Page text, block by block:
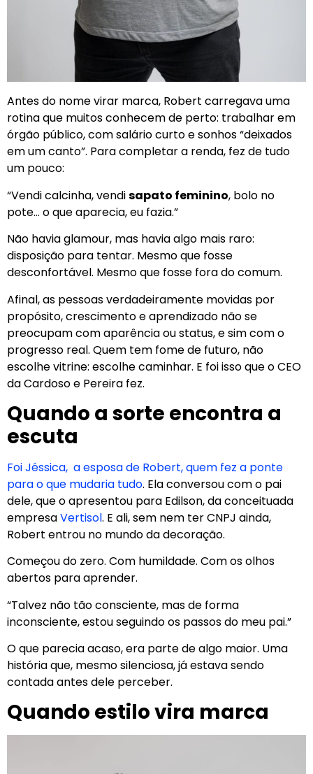
Antes do nome virar marca, Robert carregava uma
rotina que muitos conhecem de perto: trabalhar em
órgão público, com salário curto e sonhos “deixados
em um canto”. Para completar a renda, fez de tudo
um pouco:
“Vendi calcinha, vendisapato feminino, bolo no
pote… o que aparecia, eu fazia.”
Não havia glamour, mas havia algo mais raro:
disposição para tentar. Mesmo que fosse
desconfortável. Mesmo que fosse fora do comum.
Afinal, as pessoas verdadeiramente movidas por
propósito, crescimento e aprendizado não se
preocupam com aparência ou status, e sim com o
progresso real. Quem tem fome de futuro, não
escolhe vitrine: escolhe caminhar. E foi isso que o CEO
da Cardoso e Pereira fez.
Quando a sorte encontra a
escuta
Foi Jéssica, a esposa de Robert, quem fez a ponte
para o que mudaria tudo. Ela conversou com o pai
dele, que o apresentou para Edilson, da conceituada
empresaVertisol. E ali, sem nem ter CNPJ ainda,
Robert entrou no mundo da decoração.
Começou do zero. Com humildade. Com os olhos
abertos para aprender.
“Talvez não tão consciente, mas de forma
inconsciente, estou seguindo os passos do meu pai.”
O que parecia acaso, era parte de algo maior. Uma
história que, mesmo silenciosa, já estava sendo
contada antes dele perceber.
Quando estilo vira marca